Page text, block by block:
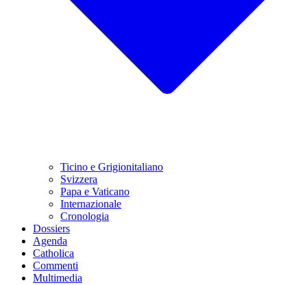
Ticino e Grigionitaliano
Svizzera
Papa e Vaticano
Internazionale
Cronologia
Dossiers
Agenda
Catholica
Commenti
Multimedia